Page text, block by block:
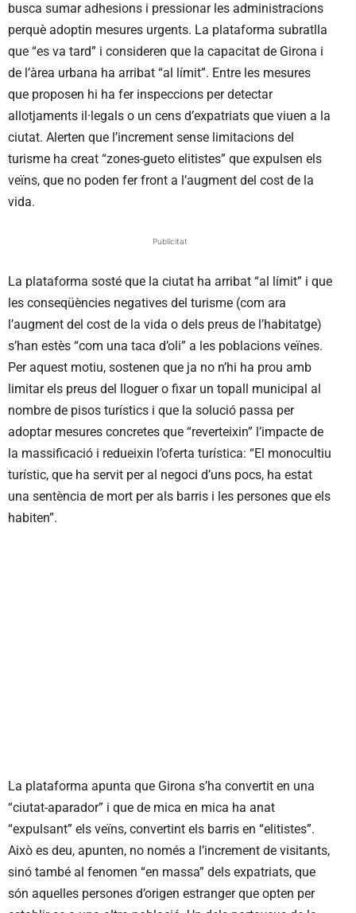
busca sumar adhesions i pressionar les administracions
perquè adoptin mesures urgents. La plataforma subratlla
que “es va tard” i consideren que la capacitat de Girona i
de l’àrea urbana ha arribat “al límit”. Entre les mesures
que proposen hi ha fer inspeccions per detectar
allotjaments il·legals o un cens d’expatriats que viuen a la
ciutat. Alerten que l’increment sense limitacions del
turisme ha creat “zones-gueto elitistes” que expulsen els
veïns, que no poden fer front a l’augment del cost de la
vida.
Publicitat
La plataforma sosté que la ciutat ha arribat “al límit” i que
les conseqüències negatives del turisme (com ara
l’augment del cost de la vida o dels preus de l’habitatge)
s’han estès “com una taca d’oli” a les poblacions veïnes.
Per aquest motiu, sostenen que ja no n’hi ha prou amb
limitar els preus del lloguer o fixar un topall municipal al
nombre de pisos turístics i que la solució passa per
adoptar mesures concretes que “reverteixin” l’impacte de
la massificació i redueixin l’oferta turística: “El monocultiu
turístic, que ha servit per al negoci d’uns pocs, ha estat
una sentència de mort per als barris i les persones que els
habiten”.
La plataforma apunta que Girona s’ha convertit en una
“ciutat-aparador” i que de mica en mica ha anat
“expulsant” els veïns, convertint els barris en “elitistes”.
Això es deu, apunten, no només a l’increment de visitants,
sinó també al fenomen “en massa” dels expatriats, que
són aquelles persones d’origen estranger que opten per